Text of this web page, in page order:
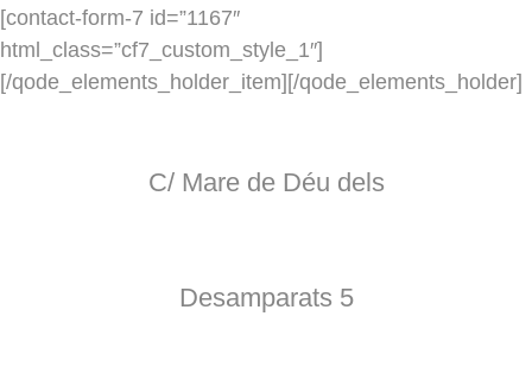
[contact-form-7 id=”1167″
html_class=”cf7_custom_style_1″]
[/qode_elements_holder_item][/qode_elements_holder]
C/ Mare de Déu dels
Desamparats 5